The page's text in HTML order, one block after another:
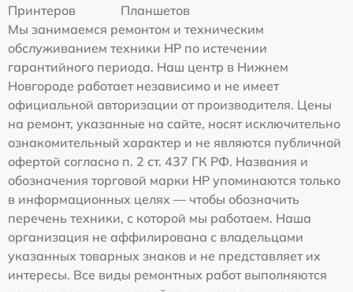
Принтеров
Планшетов
Мы занимаемся ремонтом и техническим
обслуживанием техники HP по истечении
гарантийного периода. Наш центр в Нижнем
Новгороде работает независимо и не имеет
официальной авторизации от производителя. Цены
на ремонт, указанные на сайте, носят исключительно
ознакомительный характер и не являются публичной
офертой согласно п. 2 ст. 437 ГК РФ. Названия и
обозначения торговой марки HP упоминаются только
в информационных целях — чтобы обозначить
перечень техники, с которой мы работаем. Наша
организация не аффилирована с владельцами
указанных товарных знаков и не представляет их
интересы. Все виды ремонтных работ выполняются